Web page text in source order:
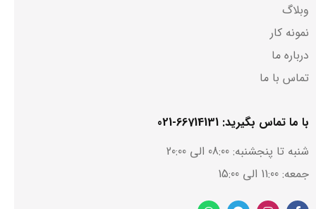
وبلاگ
نمونه کار
درباره ما
تماس با ما
با ما تماس بگیرید: 66714131-021
شنبه تا پنجشنبه: 08:00 الی 20:00
جمعه: 11:00 الی 15:00